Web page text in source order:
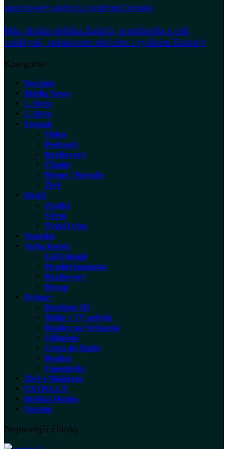
Mia, druhá vítězka Zrádců, promluvila o roli
zrádkyně, spánkovém deficitu i vydírání Daniely
Kategorie
Novinky
Média News
1. Série
2. Série
Formát
Videa
Podcasty
Rozhovory
Články
Meme / Parodie
Živě
Hráči
Zrádci
Věrní
Tvůrčí tým
Youtube
Vojta Kotek
Liščí doupě
Hradní komnata
Rozhovory
Recap
Prima+
Detektor lži
Tohle v TV nebylo
Reakce po Vyřazení
Odhalení
Cesta do finále
Reakce
Upoutávky
Živě s Tuňákem
EXTRA.CZ
Brdská Houba
Ostatní
Nejnovější články